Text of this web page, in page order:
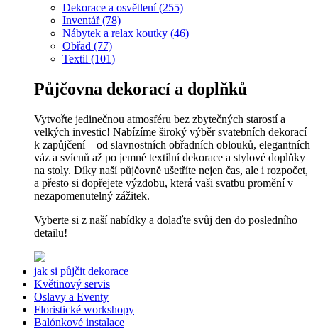
Dekorace a osvětlení (255)
Inventář (78)
Nábytek a relax koutky (46)
Obřad (77)
Textil (101)
Půjčovna dekorací a doplňků
Vytvořte jedinečnou atmosféru bez zbytečných starostí a
velkých investic! Nabízíme široký výběr svatebních dekorací
k zapůjčení – od slavnostních obřadních oblouků, elegantních
váz a svícnů až po jemné textilní dekorace a stylové doplňky
na stoly. Díky naší půjčovně ušetříte nejen čas, ale i rozpočet,
a přesto si dopřejete výzdobu, která vaši svatbu promění v
nezapomenutelný zážitek.
Vyberte si z naší nabídky a dolaďte svůj den do posledního
detailu!
jak si půjčit dekorace
Květinový servis
Oslavy a Eventy
Floristické workshopy
Balónkové instalace